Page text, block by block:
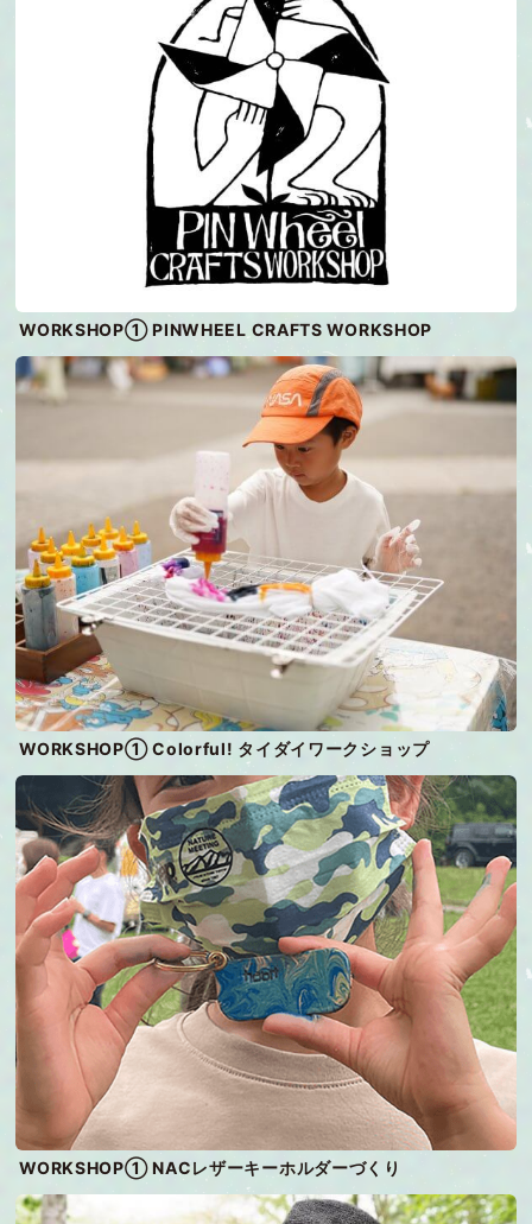
WORKSHOP① PINWHEEL CRAFTS WORKSHOP
WORKSHOP① Colorful! タイダイワークショップ
WORKSHOP① NACレザーキーホルダーづくり